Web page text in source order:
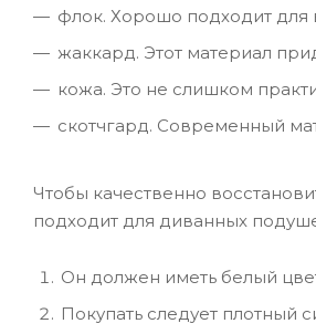
флок. Хорошо подходит для
жаккард. Этот материал
кожа. Это не слишком
скотчгард. Современный
Чтобы качественно
подходит для диванных
Он должен иметь белый
Покупать следует плотный